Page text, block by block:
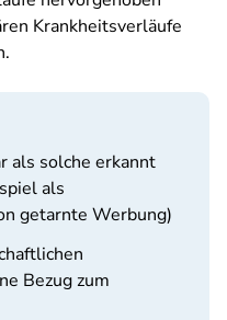
Krankheitsverläufe
als solche erkannt
als
getarnte Werbung)
Bezug zum